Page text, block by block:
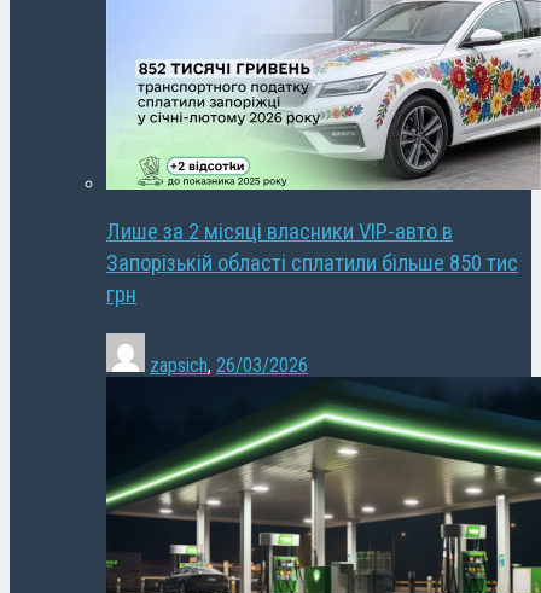
Лише за 2 місяці власники VIP-авто в
Запорізькій області сплатили більше 850 тис
грн
zapsich, 26/03/2026